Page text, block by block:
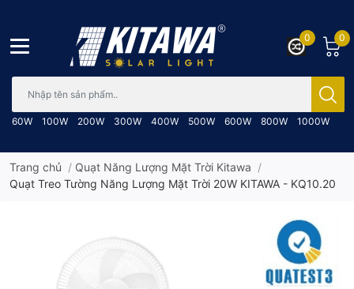
60W 100W 200W 300W 400W 500W 600W 800W 1000W
0
0
Trang chủ / Quạt Năng Lượng Mặt Trời Kitawa /
Quạt Treo Tường Năng Lượng Mặt Trời 20W KITAWA - KQ10.20